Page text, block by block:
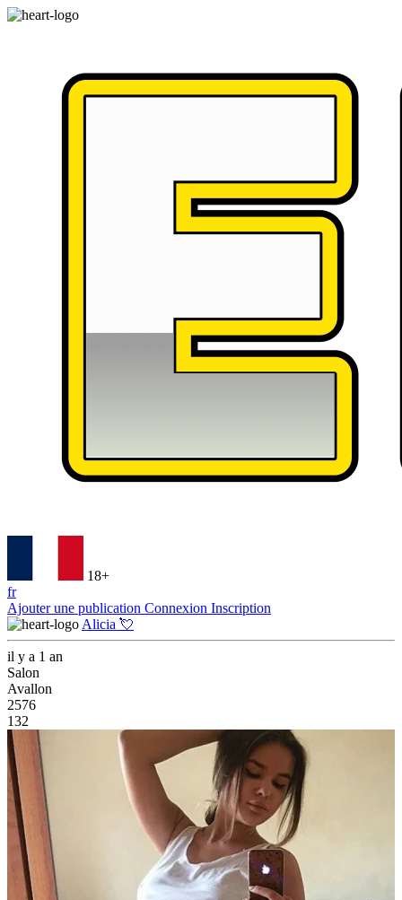
18+
fr
Ajouter une publication Connexion Inscription
Alicia 💘
il y a 1 an
Salon
Avallon
2576
132